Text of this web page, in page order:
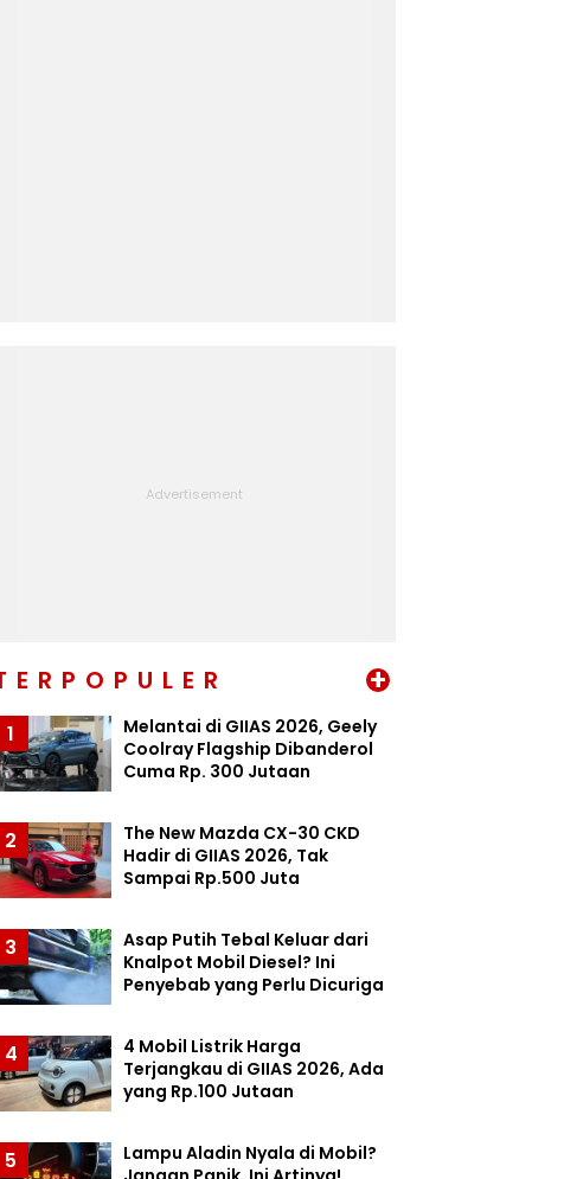
+
1
Melantai di GIIAS 2026, Geely
Coolray Flagship Dibanderol
Cuma Rp. 300 Jutaan
2
The New Mazda CX-30 CKD
Hadir di GIIAS 2026, Tak
Sampai Rp.500 Juta
3
Asap Putih Tebal Keluar dari
Knalpot Mobil Diesel? Ini
Penyebab yang Perlu Dicuriga
4
4 Mobil Listrik Harga
Terjangkau di GIIAS 2026, Ada
yang Rp.100 Jutaan
5
Lampu Aladin Nyala di Mobil?